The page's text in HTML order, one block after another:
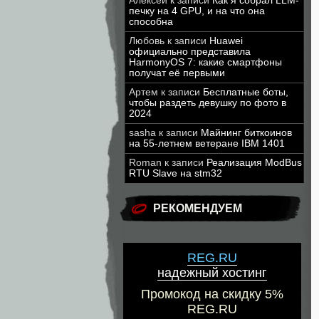
печку на 4 GPU, и на что она
способна
Любовь к записи Huawei
официально представила
HarmonyOS 7: какие смартфоны
получат её первыми
Артем к записи Бесплатные боты,
чтобы раздеть девушку по фото в
2024
sasha к записи Майнинг биткоинов
на 55-летнем ветеране IBM 1401
Roman к записи Реализация ModBus
RTU Slave на stm32
РЕКОМЕНДУЕМ
REG.RU
надежный хостинг
Промокод на скидку 5%
REG.RU